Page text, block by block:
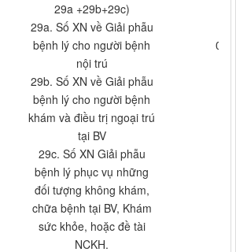
29a +29b+29c)
29a. Số XN về Giải phẫu
bệnh lý cho người bệnh
nội trú
0
29b. Số XN về Giải phẫu
bệnh lý cho người bệnh
khám và điều trị ngoại trú
tại BV
29c. Số XN Giải phẫu
bệnh lý phục vụ những
đối tượng không khám,
chữa bệnh tại BV, Khám
sức khỏe, hoặc đề tài
NCKH.